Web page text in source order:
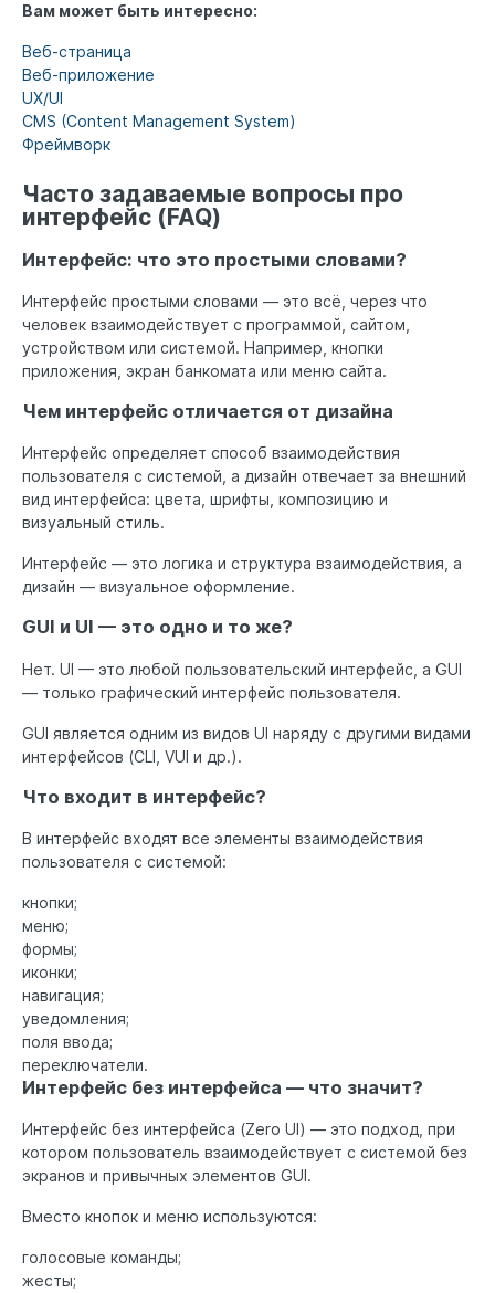
Вам может быть интересно:
Веб-страница
Веб-приложение
UX/UI
CMS (Content Management System)
Фреймворк
Часто задаваемые вопросы про
интерфейс (FAQ)
Интерфейс: что это простыми словами?
Интерфейс простыми словами — это всё, через что
человек взаимодействует с программой, сайтом,
устройством или системой. Например, кнопки
приложения, экран банкомата или меню сайта.
Чем интерфейс отличается от дизайна
Интерфейс определяет способ взаимодействия
пользователя с системой, а дизайн отвечает за внешний
вид интерфейса: цвета, шрифты, композицию и
визуальный стиль.
Интерфейс — это логика и структура взаимодействия, а
дизайн — визуальное оформление.
GUI и UI — это одно и то же?
Нет. UI — это любой пользовательский интерфейс, а GUI
— только графический интерфейс пользователя.
GUI является одним из видов UI наряду с другими видами
интерфейсов (CLI, VUI и др.).
Что входит в интерфейс?
В интерфейс входят все элементы взаимодействия
пользователя с системой:
кнопки;
меню;
формы;
иконки;
навигация;
уведомления;
поля ввода;
переключатели.
Интерфейс без интерфейса — что значит?
Интерфейс без интерфейса (Zero UI) — это подход, при
котором пользователь взаимодействует с системой без
экранов и привычных элементов GUI.
Вместо кнопок и меню используются:
голосовые команды;
жесты;